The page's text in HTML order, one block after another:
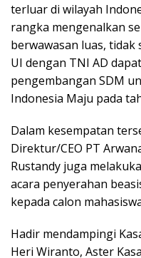
terluar di wilayah
rangka mengenalkan
berwawasan luas, tidak
UI dengan TNI AD
pengembangan SDM
Indonesia Maju pada
Dalam kesempatan
Direktur/CEO PT
Rustandy juga
acara penyerahan
kepada calon
Hadir mendampingi
Heri Wiranto, Aster